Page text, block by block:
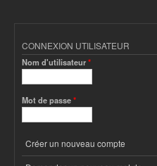
CONNEXION UTILISATEUR
Nom d'utilisateur*
Mot de passe*
Créer un nouveau compte